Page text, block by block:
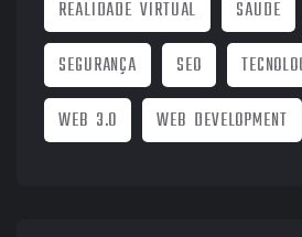
REALIDADE VIRTUAL
SAUDE
SEGURANÇA
SEO
WEB 3.0
WEB DEVELOPMENT